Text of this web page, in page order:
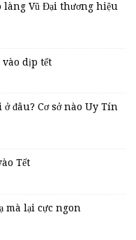
làng Vũ Đại thương hiệu
vào dịp tết
đâu? Cơ sở nào Uy Tín
Tết
mà lại cực ngon